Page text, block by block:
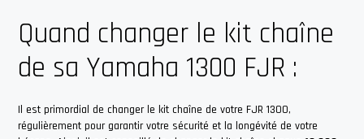
Quand changer le kit chaîne
de sa Yamaha 1300 FJR :
Il est primordial de changer le kit chaîne de votre FJR 1300,
régulièrement pour garantir votre sécurité et la longévité de votre